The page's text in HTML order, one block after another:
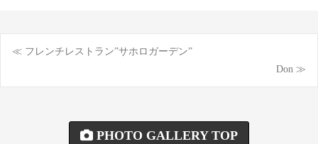
投
≪ フレンチレストラン”サホロガーデン”
Don ≫
PHOTO GALLERY TOP